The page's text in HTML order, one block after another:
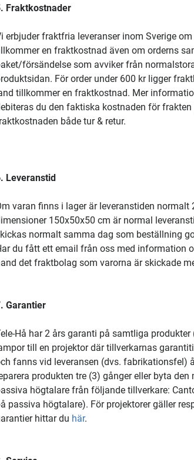
Fraktkostnader
erbjuder fraktfria leveranser inom Sverige
en fraktkostnad även om orderns
försändelse som avviker från
För order under 600 kr ligger
tillkommer en fraktkostnad. Mer
du den faktiska kostnaden för
både tur & retur.
Leveranstid
varan finns i lager är leveranstiden
150x50x50 cm är normal
normalt samma dag som beställning
du fått ett email från oss med information
det fraktbolag som varorna är skickade
Garantier
Hå har 2 års garanti på samtliga
till en projektor där tillverkarnas
fanns vid leveransen (dvs. fabrikationsfel)
produkten tre (3) gånger eller byta
högtalare från följande tillverkare:
passiva högtalare). För projektorer gäller
hittar du här.